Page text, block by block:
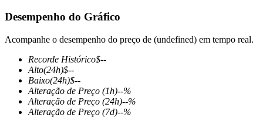
Futuros COIN-M
Futuros de criptomoeda
TradFi
Desempenho do Gráfico
Acompanhe o desempenho do preço de (undefined) em tempo real.
Recorde Histórico$--
Alto(24h)$--
Baixo(24h)$--
Alteração de Preço (1h)--%
Alteração de Preço (24h)--%
Alteração de Preço (7d)--%